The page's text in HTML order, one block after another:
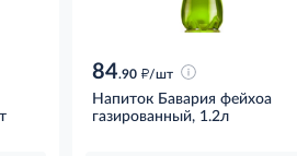
84.90 д/шт
Напиток Бавария фейхоа
газированный, 1.2л